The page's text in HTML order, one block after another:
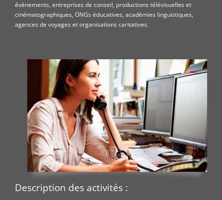
événements, entreprises de conseil, productions télévisuelles et
cinématographiques, ONGs éducatives, académies linguistiques,
agences de voyages et organisations caritatives.
Description des activités :